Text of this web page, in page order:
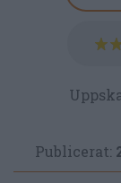
Publicerat: